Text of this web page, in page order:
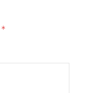
*